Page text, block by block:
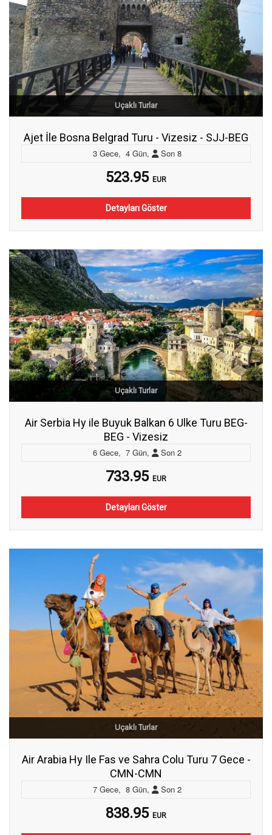
Uçaklı Turlar
Ajet İle Bosna Belgrad Turu - Vizesiz - SJJ-BEG
3 Gece, 4 Gün, Son 8
523.95 EUR
Detayları Göster
Uçaklı Turlar
Air Serbia Hy ile Buyuk Balkan 6 Ulke Turu BEG-
BEG - Vizesiz
6 Gece, 7 Gün, Son 2
733.95 EUR
Detayları Göster
Uçaklı Turlar
Air Arabia Hy Ile Fas ve Sahra Colu Turu 7 Gece -
CMN-CMN
7 Gece, 8 Gün, Son 2
838.95 EUR